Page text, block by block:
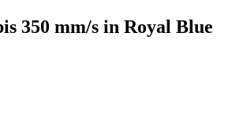
350 mm/s in Royal Blue